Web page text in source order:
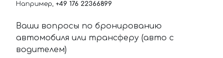
Например, +49 176 22366899
Ваши вопросы по бронированию
автомобиля или трансферу (авто с
водителем)